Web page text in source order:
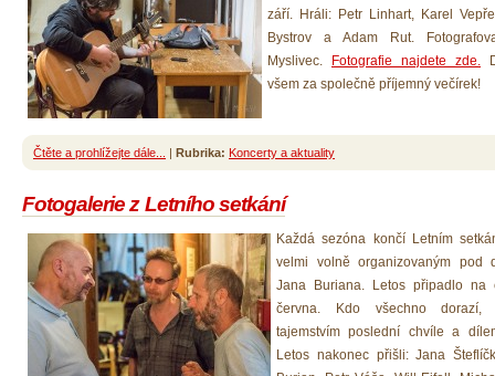
září. Hráli: Petr Linhart, Karel
Bystrov a Adam Rut.
Myslivec.
Fotografie najdete zde.
všem za společně příjemný večírek!
Čtěte a prohlížejte dále... | Rubrika: Koncerty a aktuality
Fotogalerie z Letního setkání
Každá sezóna končí Letním
velmi volně organizovaným pod
Jana Buriana. Letos připadlo na
června. Kdo všechno
tajemstvím poslední chvíle a
Letos nakonec přišli: Jana Šteflíč